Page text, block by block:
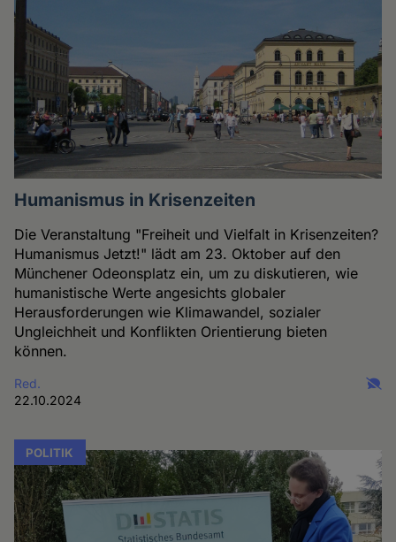
Humanismus in Krisenzeiten
Die Veranstaltung "Freiheit und Vielfalt in Krisenzeiten?
Humanismus Jetzt!" lädt am 23. Oktober auf den
Münchener Odeonsplatz ein, um zu diskutieren, wie
humanistische Werte angesichts globaler
Herausforderungen wie Klimawandel, sozialer
Ungleichheit und Konflikten Orientierung bieten
können.
Red.
22.10.2024
POLITIK